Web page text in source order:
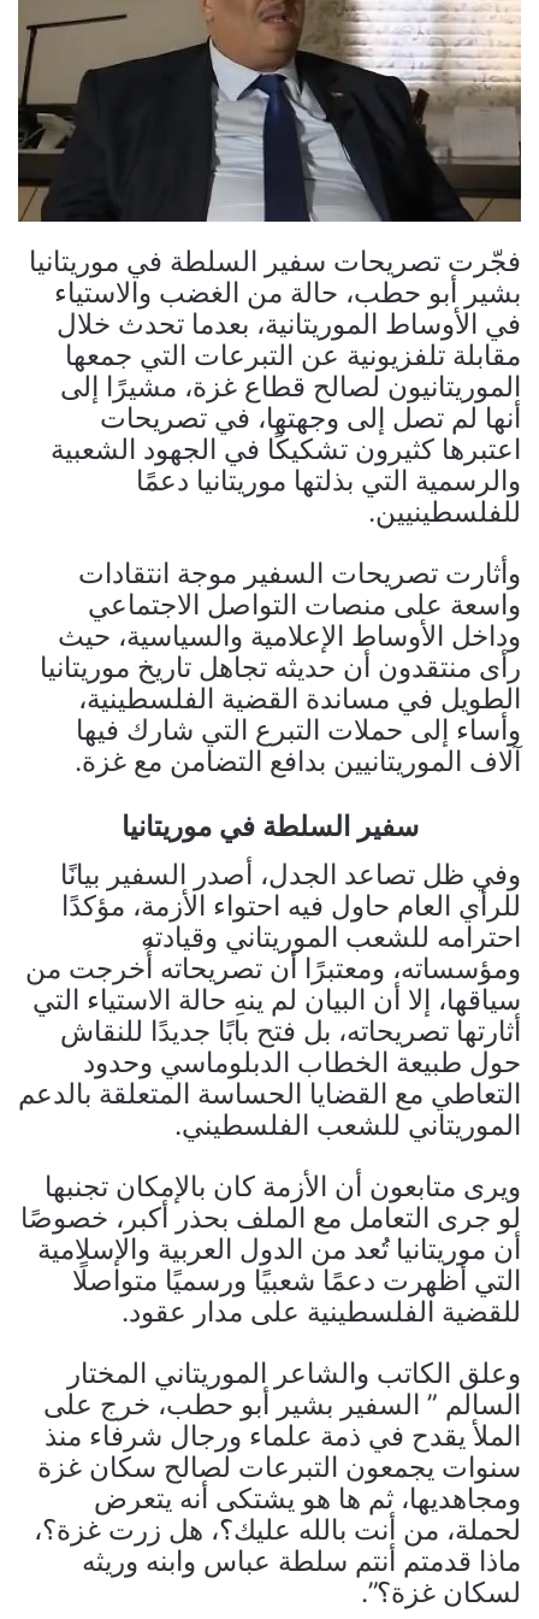
فجّرت تصريحات سفير السلطة في موريتانيا
بشير أبو حطب، حالة من الغضب والاستياء
في الأوساط الموريتانية، بعدما تحدث خلال
مقابلة تلفزيونية عن التبرعات التي جمعها
الموريتانيون لصالح قطاع غزة، مشيرًا إلى
أنها لم تصل إلى وجهتها، في تصريحات
اعتبرها كثيرون تشكيكًا في الجهود الشعبية
والرسمية التي بذلتها موريتانيا دعمًا
للفلسطينيين.
وأثارت تصريحات السفير موجة انتقادات
واسعة على منصات التواصل الاجتماعي
وداخل الأوساط الإعلامية والسياسية، حيث
رأى منتقدون أن حديثه تجاهل تاريخ موريتانيا
الطويل في مساندة القضية الفلسطينية،
وأساء إلى حملات التبرع التي شارك فيها
آلاف الموريتانيين بدافع التضامن مع غزة.
سفير السلطة في موريتانيا
وفي ظل تصاعد الجدل، أصدر السفير بيانًا
للرأي العام حاول فيه احتواء الأزمة، مؤكدًا
احترامه للشعب الموريتاني وقيادته
ومؤسساته، ومعتبرًا أن تصريحاته أُخرجت من
سياقها، إلا أن البيان لم ينهِ حالة الاستياء التي
أثارتها تصريحاته، بل فتح بابًا جديدًا للنقاش
حول طبيعة الخطاب الدبلوماسي وحدود
التعاطي مع القضايا الحساسة المتعلقة بالدعم
الموريتاني للشعب الفلسطيني.
ويرى متابعون أن الأزمة كان بالإمكان تجنبها
لو جرى التعامل مع الملف بحذر أكبر، خصوصًا
أن موريتانيا تُعد من الدول العربية والإسلامية
التي أظهرت دعمًا شعبيًا ورسميًا متواصلًا
للقضية الفلسطينية على مدار عقود.
وعلق الكاتب والشاعر الموريتاني المختار
السالم ” السفير بشير أبو حطب، خرج على
الملأ يقدح في ذمة علماء ورجال شرفاء منذ
سنوات يجمعون التبرعات لصالح سكان غزة
ومجاهديها، ثم ها هو يشتكى أنه يتعرض
لحملة، من أنت بالله عليك؟َ، هل زرت غزة؟،
ماذا قدمتم أنتم سلطة عباس وابنه وريثه
لسكان غزة؟”.